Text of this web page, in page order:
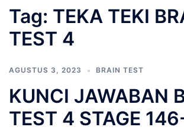
Tag: TEKA TEKI
TEST 4
AGUSTUS 3, 2023 BRAIN TEST
KUNCI JAWABAN
TEST 4 STAGE